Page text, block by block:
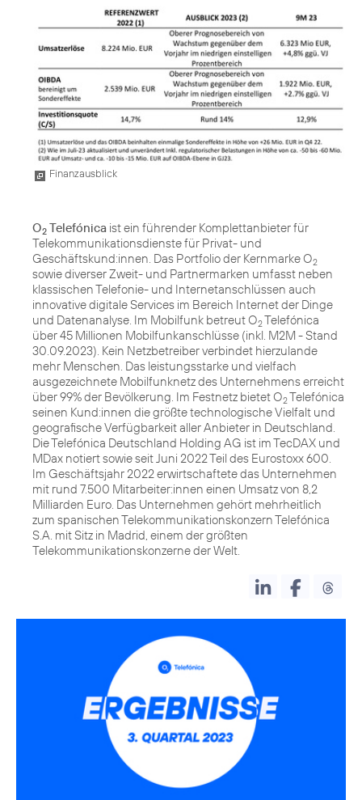
Finanzausblick
O2 Telefónica ist ein führender Komplettanbieter für
Telekommunikationsdienste für Privat- und
Geschäftskund:innen. Das Portfolio der Kernmarke O2
sowie diverser Zweit- und Partnermarken umfasst neben
klassischen Telefonie- und Internetanschlüssen auch
innovative digitale Services im Bereich Internet der Dinge
und Datenanalyse. Im Mobilfunk betreut O2Telefónica
über 45 Millionen Mobilfunkanschlüsse (inkl. M2M - Stand
30.09.2023). Kein Netzbetreiber verbindet hierzulande
mehr Menschen. Das leistungsstarke und vielfach
ausgezeichnete Mobilfunknetz des Unternehmens erreicht
über 99% der Bevölkerung. Im Festnetz bietet O2Telefónica
seinen Kund:innen die größte technologische Vielfalt und
geografische Verfügbarkeit aller Anbieter in Deutschland.
Die Telefónica Deutschland Holding AG ist im TecDAX und
MDax notiert sowie seit Juni 2022 Teil des Eurostoxx 600.
Im Geschäftsjahr 2022 erwirtschaftete das Unternehmen
mit rund 7.500 Mitarbeiter:innen einen Umsatz von 8,2
Milliarden Euro. Das Unternehmen gehört mehrheitlich
zum spanischen Telekommunikationskonzern Telefónica
S.A. mit Sitz in Madrid, einem der größten
Telekommunikationskonzerne der Welt.